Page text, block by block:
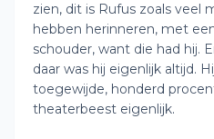
zien, dit is Rufus zoals veel
hebben herinneren, met
schouder, want die had hij.
daar was hij eigenlijk altijd.
toegewijde, honderd
theaterbeest eigenlijk.